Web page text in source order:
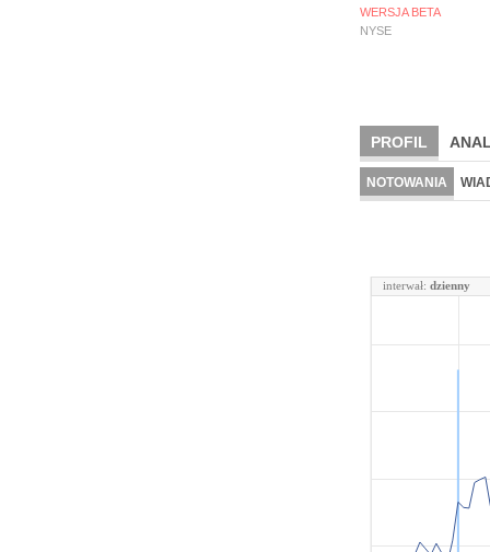
WERSJA BETA
NYSE
PROFIL
NOTOWANIA
interwał: dzienny